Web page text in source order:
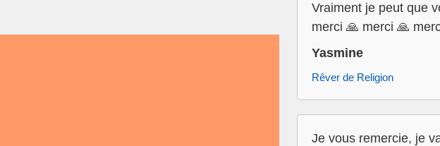
Vraiment je peut que
merci 🙏 merci 🙏
Yasmine
Rêver de Religion
Je vous remercie, je